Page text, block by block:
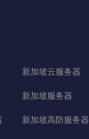
新加坡云服务器
新加坡服务器
新加坡高防服务器